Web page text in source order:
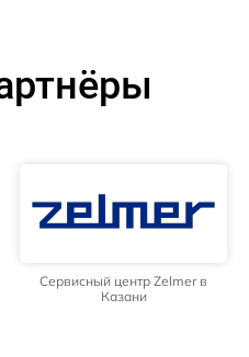
Сервисный центр Zelmer в
Казани